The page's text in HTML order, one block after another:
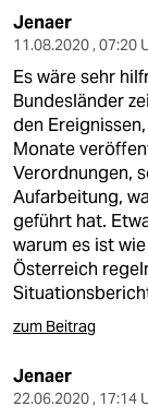
Jenaer
11.08.2020 , 07:20
Es wäre sehr
Bundesländer
den
Monate
Verordnungen,
Aufarbeitung,
geführt hat.
warum es ist
Österreich
zum Beitrag
Jenaer
22.06.2020 , 17:14